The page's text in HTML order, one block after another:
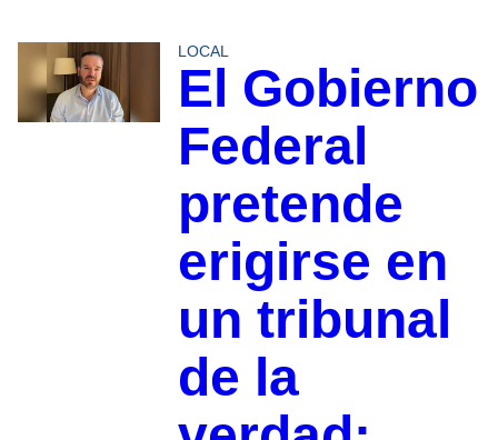
LOCAL
El Gobierno
Federal
pretende
erigirse en
un tribunal
de la